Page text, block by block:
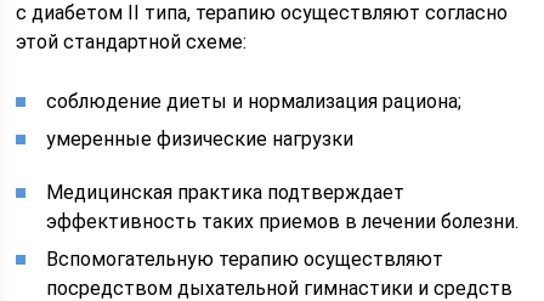
с диабетом II типа, терапию осуществляют согласно
этой стандартной схеме:
соблюдение диеты и нормализация рациона;
умеренные физические нагрузки
Медицинская практика подтверждает
эффективность таких приемов в лечении болезни.
Вспомогательную терапию осуществляют
посредством дыхательной гимнастики и средств